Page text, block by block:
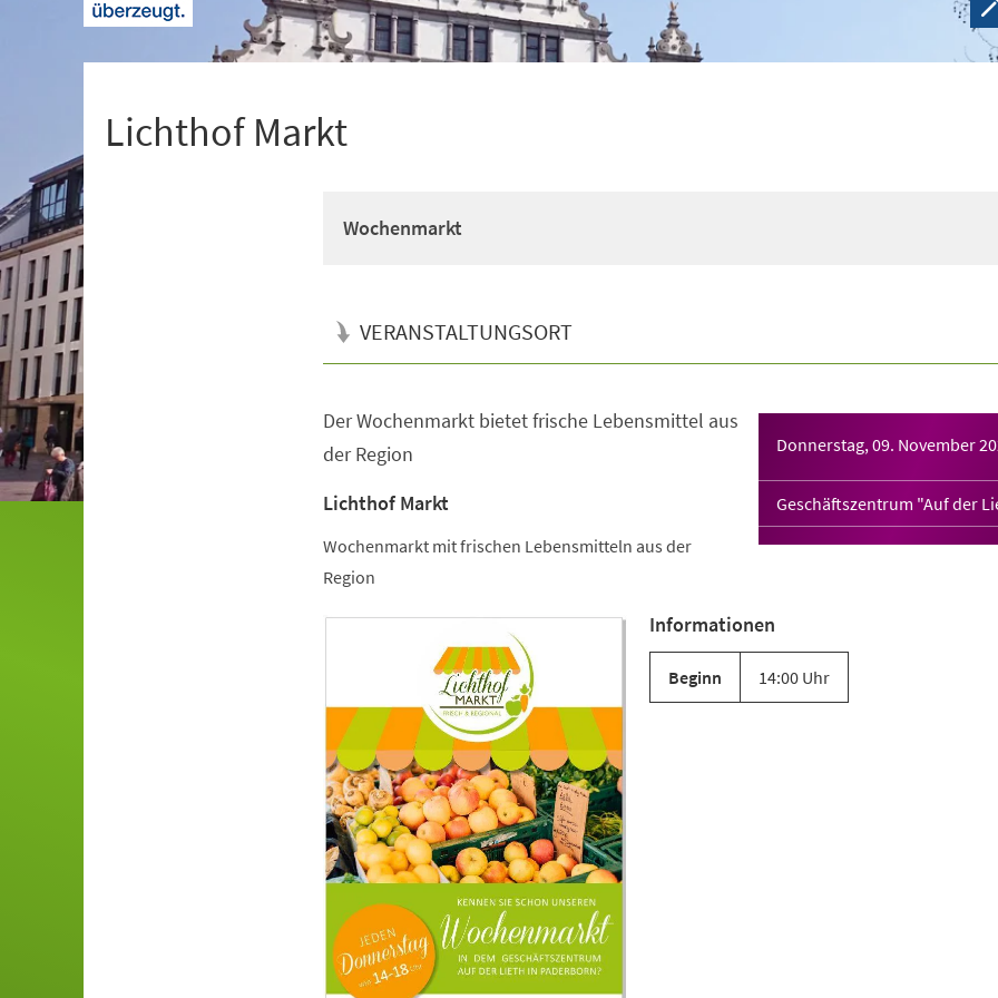
Lichthof Markt
Wochenmarkt
VERANSTALTUNGSORT
Donnerstag, 09. November
Geschäftszentrum "Auf der
Der Wochenmarkt bietet frische Lebensmittel aus
der Region
Lichthof Markt
Wochenmarkt mit frischen Lebensmitteln aus der
Region
Informationen
Beginn 14:00 Uhr